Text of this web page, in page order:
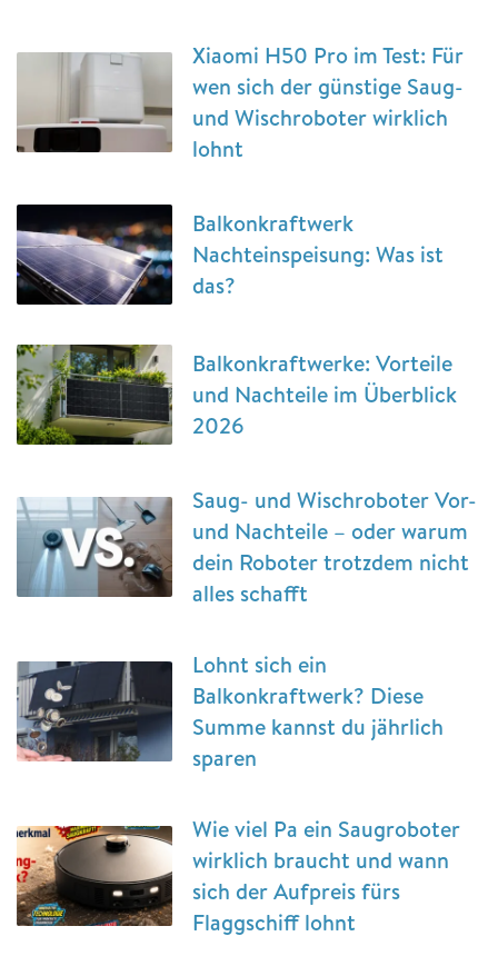
Xiaomi H50 Pro im Test: Für
wen sich der günstige Saug-
und Wischroboter wirklich
lohnt
Balkonkraftwerk
Nachteinspeisung: Was ist
das?
Balkonkraftwerke: Vorteile
und Nachteile im Überblick
2026
Saug- und Wischroboter Vor-
und Nachteile – oder warum
dein Roboter trotzdem nicht
alles schafft
Lohnt sich ein
Balkonkraftwerk? Diese
Summe kannst du jährlich
sparen
Wie viel Pa ein Saugroboter
wirklich braucht und wann
sich der Aufpreis fürs
Flaggschiff lohnt